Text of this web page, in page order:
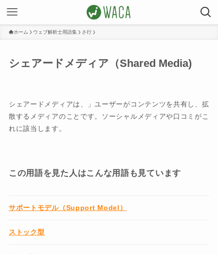
ホーム ウェブ解析士用語集 さ行
シェアードメディア（Shared Media)
シェアードメディアは、」ユーザーがコンテンツを共有し、拡
散するメディアのことです。ソーシャルメディアや口コミがこ
れに該当します。
この用語を見た人はこんな用語も見ています
サポートモデル（Support Model）
ストック型